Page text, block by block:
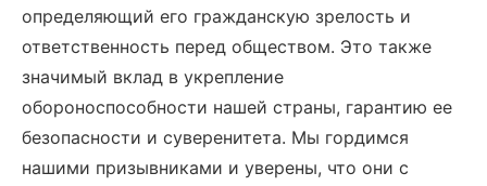
определяющий его гражданскую зрелость и
ответственность перед обществом. Это также
значимый вклад в укрепление
обороноспособности нашей страны, гарантию ее
безопасности и суверенитета. Мы гордимся
нашими призывниками и уверены, что они с